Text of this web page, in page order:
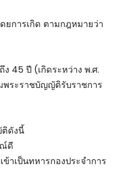
ยการเกิด ตามกฎหมายว่า
45 ปี (เกิดระหว่าง พ.ศ.
พระราชบัญญัติรับราชการ
ดังนี้
ดี
าเป็นทหารกองประจําการ